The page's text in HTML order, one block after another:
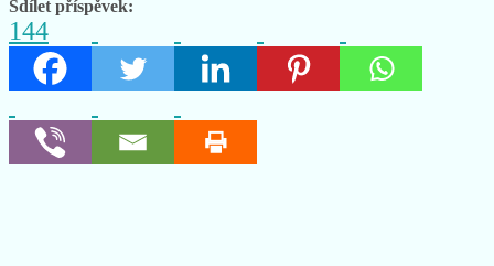
Sdílet příspěvek:
144